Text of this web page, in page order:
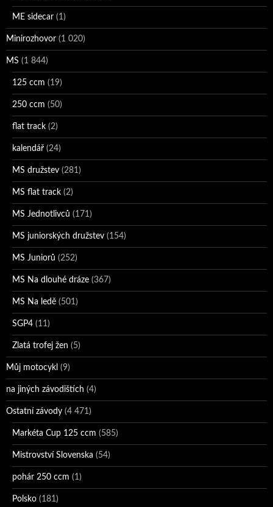
ME sidecar (1)
Minirozhovor (1 020)
MS (1 844)
125 ccm (19)
250 ccm (50)
flat track (2)
kalendář (24)
MS družstev (281)
MS flat track (2)
MS Jednotlivců (171)
MS juniorských družstev (154)
MS Juniorů (252)
MS Na dlouhé dráze (367)
MS Na ledě (501)
SGP4 (11)
Zlatá trofej žen (5)
Můj motocykl (9)
na jiných závodištích (4)
Ostatní závody (4 471)
Markéta Cup 125 ccm (585)
Mistrovství Slovenska (54)
pohár 250 ccm (1)
Polsko (181)